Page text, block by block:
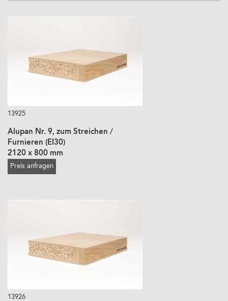
13925
Alupan Nr. 9, zum Streichen /
Furnieren (EI30)
2120 x 800 mm
Preis anfragen
13926